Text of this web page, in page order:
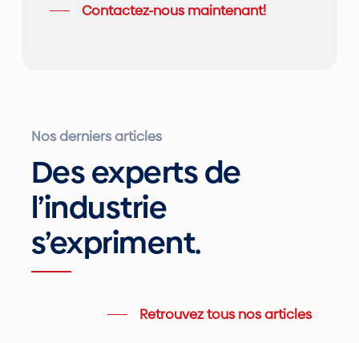
Contactez-nous maintenant!
Nos derniers articles
Des experts de
l’industrie
s’expriment.
Retrouvez tous nos articles